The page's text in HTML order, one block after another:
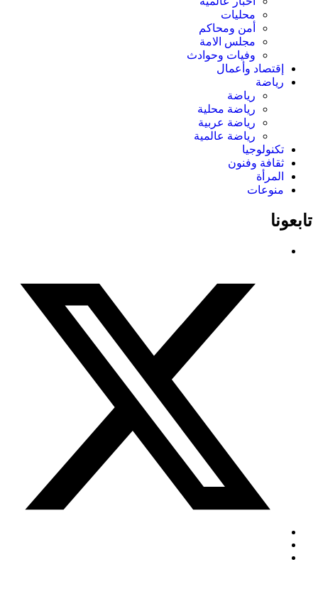
محليات
أمن ومحاكم
مجلس الامة
وفيات وحوادث
إقتصاد وأعمال
رياضة
رياضة
رياضة محلية
رياضة عربية
رياضة عالمية
تكنولوجيا
ثقافة وفنون
المرأة
منوعات
تابعونا